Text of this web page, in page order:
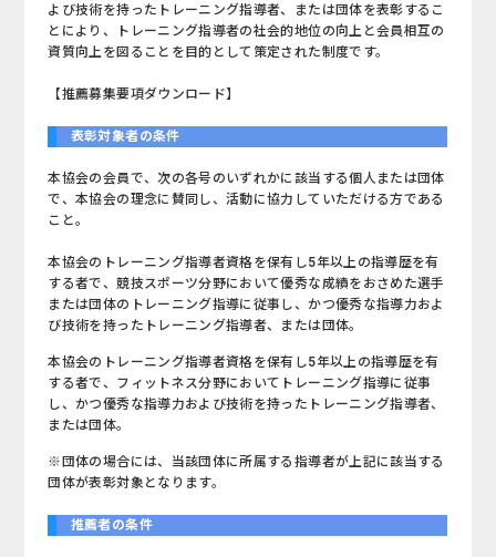
よび技術を持ったトレーニング指導者、または団体を表彰するこ
とにより、トレーニング指導者の社会的地位の向上と会員相互の
資質向上を図ることを目的として策定された制度です。
【推薦募集要項ダウンロード】
表彰対象者の条件
本協会の会員で、次の各号のいずれかに該当する個人または団体
で、本協会の理念に賛同し、活動に協力していただける方である
こと。
本協会のトレーニング指導者資格を保有し5年以上の指導歴を有
する者で、競技スポーツ分野において優秀な成績をおさめた選手
または団体のトレーニング指導に従事し、かつ優秀な指導力およ
び技術を持ったトレーニング指導者、または団体。
本協会のトレーニング指導者資格を保有し5年以上の指導歴を有
する者で、フィットネス分野においてトレーニング指導に従事
し、かつ優秀な指導力および技術を持ったトレーニング指導者、
または団体。
※団体の場合には、当該団体に所属する指導者が上記に該当する
団体が表彰対象となります。
推薦者の条件